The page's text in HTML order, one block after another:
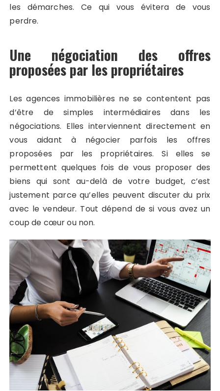
les démarches. Ce qui vous évitera de vous
perdre.
Une négociation des offres
proposées par les propriétaires
Les agences immobilières ne se contentent pas
d’être de simples intermédiaires dans les
négociations. Elles interviennent directement en
vous aidant à négocier parfois les offres
proposées par les propriétaires. Si elles se
permettent quelques fois de vous proposer des
biens qui sont au-delà de votre budget, c’est
justement parce qu’elles peuvent discuter du prix
avec le vendeur. Tout dépend de si vous avez un
coup de cœur ou non.